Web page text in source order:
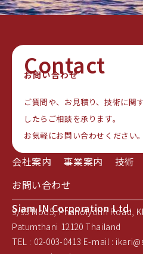
Contact
お問い合わせ
ご質問や、お見積り、技術に関
したらご相談を承ります。
お気軽にお問い合わせください。
会社案内 事業案内 技術
お問い合わせ
Siam IN Corporation Ltd.
9/93 Moo5, Phaholyotin Road,
Patumthani 12120 Thailand
TEL : 02-003-0413 E-mail :